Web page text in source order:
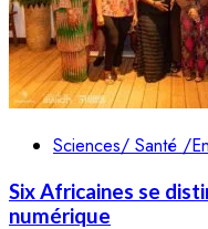
Sciences/ Santé /
Six Africaines se
numérique